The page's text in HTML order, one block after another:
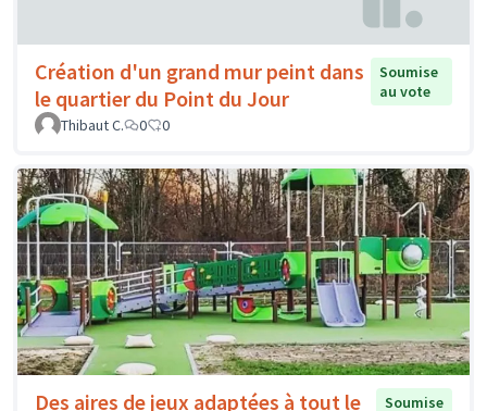
Création d'un grand mur peint dans
le quartier du Point du Jour
Soumise
au vote
Thibaut C.
0 0
Des aires de jeux adaptées à tout le
Soumise